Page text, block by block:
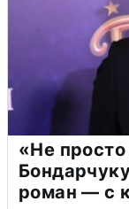
«Не
роман — с